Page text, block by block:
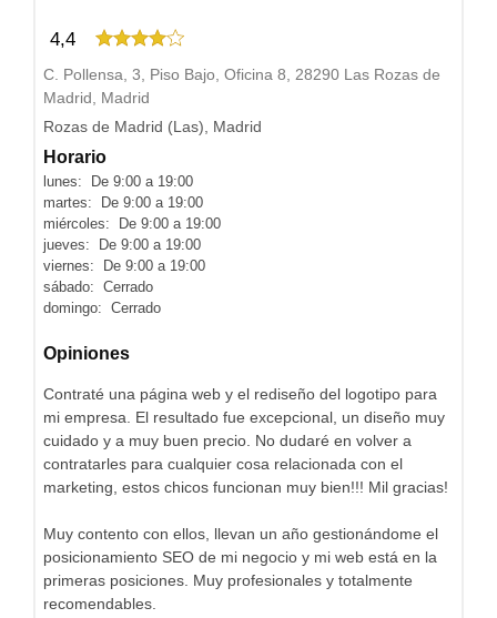
4,4
C. Pollensa, 3, Piso Bajo, Oficina 8, 28290 Las Rozas de
Madrid, Madrid
Rozas de Madrid (Las), Madrid
Horario
lunes: De 9:00 a 19:00
martes: De 9:00 a 19:00
miércoles: De 9:00 a 19:00
jueves: De 9:00 a 19:00
viernes: De 9:00 a 19:00
sábado: Cerrado
domingo: Cerrado
Opiniones
Contraté una página web y el rediseño del logotipo para
mi empresa. El resultado fue excepcional, un diseño muy
cuidado y a muy buen precio. No dudaré en volver a
contratarles para cualquier cosa relacionada con el
marketing, estos chicos funcionan muy bien!!! Mil gracias!
Muy contento con ellos, llevan un año gestionándome el
posicionamiento SEO de mi negocio y mi web está en la
primeras posiciones. Muy profesionales y totalmente
recomendables.